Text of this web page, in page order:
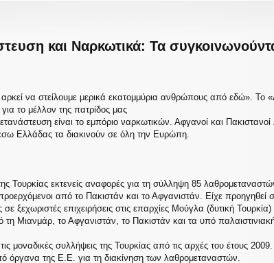
και Ναρκωτικά: Τα
να στείλουμε μερικά εκατομμύρια ανθρώπους από εδώ». Το
το μέλλον της πατρίδος μας
είναι το εμπόριο ναρκωτικών. Αφγανοί και
Ελλάδας τα διακινούν σε όλη την Ευρώπη.
Τουρκίας εκτενείς αναφορές για τη σύλληψη 85
από το Πακιστάν και το Αφγανιστάν. Είχε
ξεχωριστές επιχειρήσεις στις επαρχίες Μούγλα (δυτική
Μιανμάρ, το Αφγανιστάν, το Πακιστάν και τα υπό
μοναδικές συλλήψεις της Τουρκίας από τις αρχές του έτους
όργανα της Ε.Ε. για τη διακίνηση των λαθρομεταναστών.